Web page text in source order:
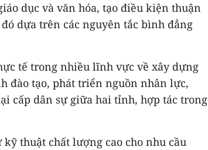
dục và văn hóa, tạo điều kiện thuận
dựa trên các nguyên tắc bình đẳng
tế trong nhiều lĩnh vực về xây dựng
đào tạo, phát triển nguồn nhân lực,
cấp dân sự giữa hai tỉnh, hợp tác trong
thuật chất lượng cao cho nhu cầu